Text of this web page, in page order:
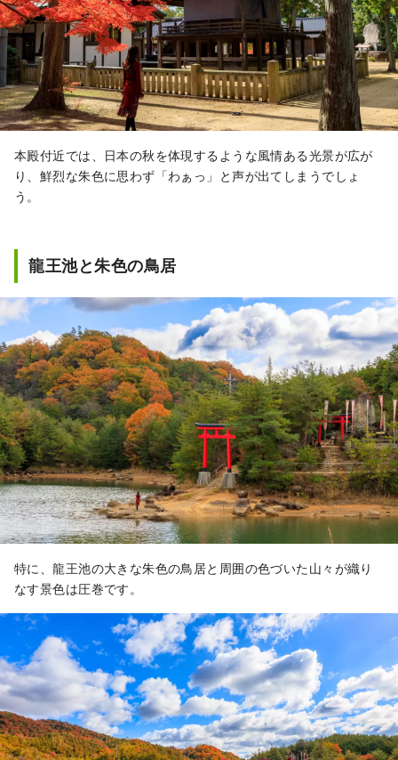
本殿付近では、日本の秋を体現するような風情ある光景が広が
り、鮮烈な朱色に思わず「わぁっ」と声が出てしまうでしょ
う。
龍王池と朱色の鳥居
特に、龍王池の大きな朱色の鳥居と周囲の色づいた山々が織り
なす景色は圧巻です。